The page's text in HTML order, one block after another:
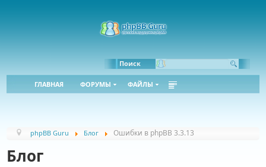
Поиск
ГЛАВНАЯ ФОРУМЫ ФАЙЛЫ
phpBB Guru Блог Ошибки в phpBB 3.3.13
Блог